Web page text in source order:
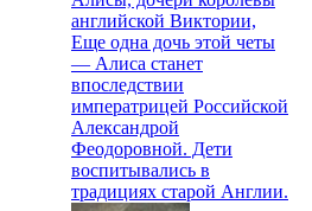
английской Виктории,
Еще одна дочь этой четы
— Алиса станет
впоследствии
императрицей Российской
Александрой
Феодоровной. Дети
воспитывались в
традициях старой Англии.